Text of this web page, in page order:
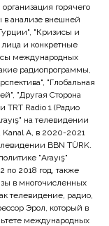
горячего
в анализе внешней
"Кризисы и
и конкретные
международных
радиопрограммы,
"Глобальная
"Другая Сторона
TRT Radio 1 (Радио
на телевидении
Kanal A, в 2020-2021
BBN TÜRK.
"Arayış"
по 2018 год, также
в многочисленных
телевидение, радио,
Эрол, который в
международных